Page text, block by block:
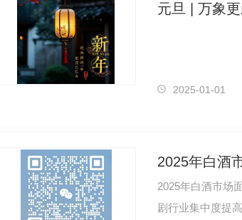
元旦 | 万象
2025-01-01
2025年白酒
2025年白酒市场
剧行业集中度提